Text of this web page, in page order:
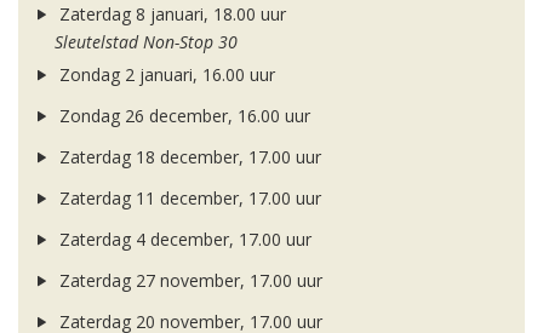
Zaterdag 8 januari, 18.00 uur
Sleutelstad Non-Stop 30
Zondag 2 januari, 16.00 uur
Zondag 26 december, 16.00 uur
Zaterdag 18 december, 17.00 uur
Zaterdag 11 december, 17.00 uur
Zaterdag 4 december, 17.00 uur
Zaterdag 27 november, 17.00 uur
Zaterdag 20 november, 17.00 uur